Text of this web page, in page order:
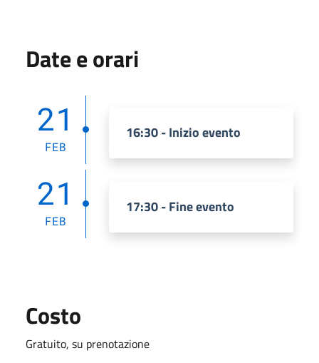
Date e orari
21
FEB
16:30 - Inizio evento
21
FEB
17:30 - Fine evento
Costo
Gratuito, su prenotazione